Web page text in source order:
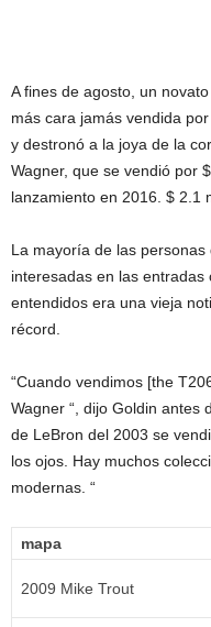
A fines de agosto, un
más cara jamás vendida
y destronó a la joya de la
Wagner, que se vendió por
lanzamiento en 2016. $ 2.1
La mayoría de las
interesadas en las entradas
entendidos era una vieja
récord.
“Cuando vendimos [the
Wagner “, dijo Goldin antes
de LeBron del 2003 se
los ojos. Hay muchos
modernas. “
mapa
2009 Mike Trout